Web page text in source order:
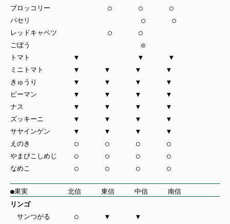
ブロッコリー ○ ○ ○
パセリ ○ ○
レッドキャベツ ○ ○
ごぼう ◎
トマト ▼ ▼ ▼
ミニトマト ▼ ▼ ▼ ▼
きゅうり ▼ ▼ ▼ ▼
ピーマン ▼ ▼ ▼ ▼
ナス ▼ ▼ ▼ ▼
ズッキーニ ▼ ▼ ▼ ▼
サヤインゲン ▼ ▼ ▼ ▼
えのき ○ ○ ○ ○
やまびこしめじ ○ ○ ○ ○
なめこ ○ ○ ○ ○
●果実 北信 東信 中信 南信
リンゴ
サンつがる ○ ▼ ▼